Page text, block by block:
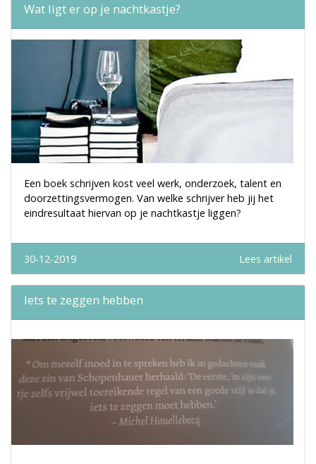
Wat ligt er op je nachtkastje?
Een boek schrijven kost veel werk, onderzoek, talent en
doorzettingsvermogen. Van welke schrijver heb jij het
eindresultaat hiervan op je nachtkastje liggen?
30-12-2019 Lees artikel
Iets te zeggen hebben